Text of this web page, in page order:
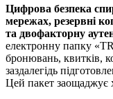
Цифрова безпека
мережах, резервні
та двофакторну
електронну папку
бронювань, квитків,
заздалегідь
Цей пакет заощаджує